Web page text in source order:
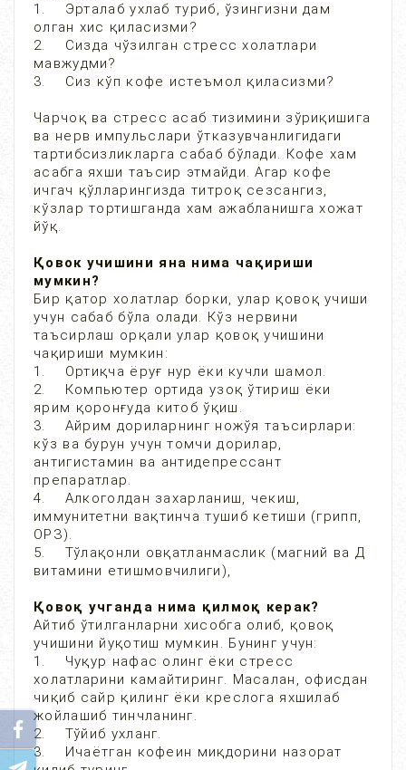
1. Эрталаб ухлаб туриб, ўзингизни дам
олган хис қиласизми?
2. Сизда чўзилган стресс холатлари
мавжудми?
3. Сиз кўп кофе истеъмол қиласизми?
Чарчоқ ва стресс асаб тизимини зўриқишига
ва нерв импульслари ўтказувчанлигидаги
тартибсизликларга сабаб бўлади. Кофе хам
асабга яхши таъсир этмайди. Агар кофе
ичгач қўлларингизда титроқ сезсангиз,
кўзлар тортишганда хам ажабланишга хожат
йўқ.
Қовок учишини яна нима чақириши
мумкин?
Бир қатор холатлар борки, улар қовоқ учиши
учун сабаб бўла олади. Кўз нервини
таъсирлаш орқали улар қовоқ учишини
чақириши мумкин:
1. Ортиқча ёруғ нур ёки кучли шамол.
2. Компьютер ортида узоқ ўтириш ёки
ярим қоронғуда китоб ўқиш.
3. Айрим дориларнинг ножўя таъсирлари:
кўз ва бурун учун томчи дорилар,
антигистамин ва антидепрессант
препаратлар.
4. Алкоголдан захарланиш, чекиш,
иммунитетни вақтинча тушиб кетиши (грипп,
ОРЗ).
5. Тўлақонли овқатланмаслик (магний ва Д
витамини етишмовчилиги),
Қовоқ учганда нима қилмоқ керак?
Айтиб ўтилганларни хисобга олиб, қовоқ
учишини йуқотиш мумкин. Бунинг учун:
1. Чуқур нафас олинг ёки стресс
холатларини камайтиринг. Масалан, офисдан
чиқиб сайр қилинг ёки креслога яхшилаб
жойлашиб тинчланинг.
2. Тўйиб ухланг.
3. Ичаётган кофеин миқдорини назорат